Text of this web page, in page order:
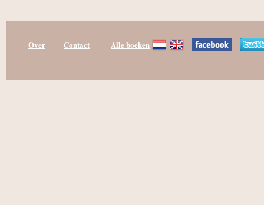
Over Contact Alle boeken